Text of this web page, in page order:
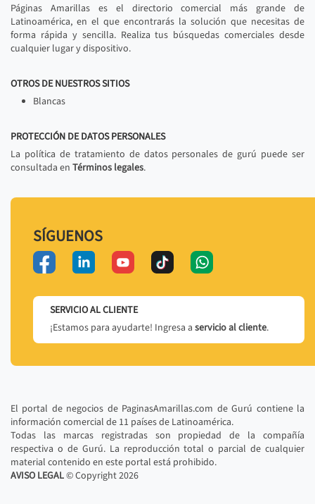
Páginas Amarillas es el directorio comercial más grande de
Latinoamérica, en el que encontrarás la solución que necesitas de
forma rápida y sencilla. Realiza tus búsquedas comerciales desde
cualquier lugar y dispositivo.
OTROS DE NUESTROS SITIOS
Blancas
PROTECCIÓN DE DATOS PERSONALES
La política de tratamiento de datos personales de gurú puede ser
consultada en Términos legales.
SÍGUENOS
SERVICIO AL CLIENTE
¡Estamos para ayudarte! Ingresa a servicio al cliente.
El portal de negocios de PaginasAmarillas.com de Gurú contiene la
información comercial de 11 países de Latinoamérica.
Todas las marcas registradas son propiedad de la compañía
respectiva o de Gurú. La reproducción total o parcial de cualquier
material contenido en este portal está prohibido.
AVISO LEGAL© Copyright2026